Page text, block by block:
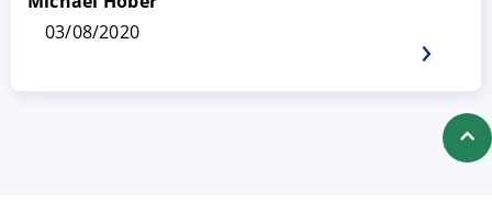
03/08/2020